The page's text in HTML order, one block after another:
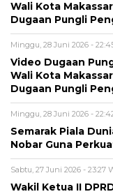
Wali Kota
Dugaan Pungli
Minggu, 28 Juni 2026 -
Video Dugaan
Wali Kota
Dugaan Pungli
Minggu, 28 Juni 2026 -
Semarak Piala
Nobar Guna
Sabtu, 27 Juni 2026 - 23:27
Wakil Ketua II